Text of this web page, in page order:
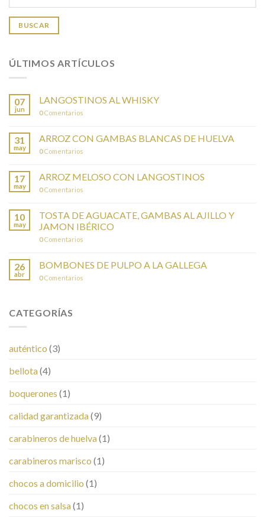
BUSCAR
ÚLTIMOS ARTÍCULOS
07
jun
LANGOSTINOS AL WHISKY
0Comentarios
31
may
ARROZ CON GAMBAS BLANCAS DE HUELVA
0Comentarios
17
may
ARROZ MELOSO CON LANGOSTINOS
0Comentarios
10
may
TOSTA DE AGUACATE, GAMBAS AL AJILLO Y
JAMON IBÉRICO
0Comentarios
26
abr
BOMBONES DE PULPO A LA GALLEGA
0Comentarios
CATEGORÍAS
auténtico (3)
bellota(4)
boquerones (1)
calidad garantizada(9)
carabineros de huelva(1)
carabineros marisco (1)
chocos a domicilio (1)
chocos en salsa(1)